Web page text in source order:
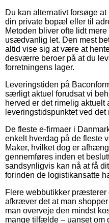
Du kan alternativt forsøge
din private bopæl eller til
Metoden bliver ofte lidt
usædvanlig let. Den mest
altid vise sig at være at
desværre beroer på at du
forretningens lager.
Leveringstiden på
særligt aktuel forudsat vi
herved er det rimelig aktuelt
leveringstidspunktet ved
De fleste e-firmaer i
enkelt hverdag på de fleste
Maker, hvilket dog er
gennemføres inden et
sandsynligvis kan nå at få
forinden de logistikansatte
Flere webbutikker præsterer
afkræver det at man
man overveje den mindst
mange tilfælde – uanset om